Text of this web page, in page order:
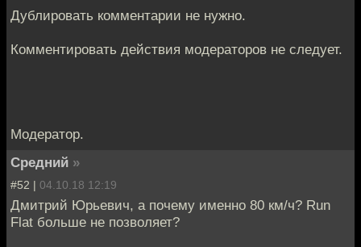
Дублировать комментарии не нужно.
Комментировать действия модераторов не следует.
Модератор.
Средний »
#52 | 04.10.18 12:19
Дмитрий Юрьевич, а почему именно 80 км/ч? Run
Flat больше не позволяет?